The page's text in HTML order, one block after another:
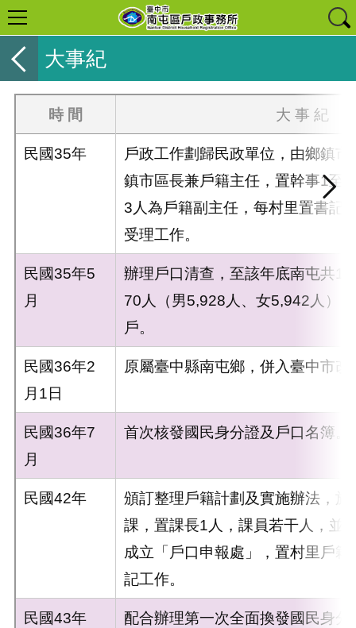
大事紀
時 間 大 事 紀
民國35年
戶政工作劃歸民政單位，由鄉鎮
鎮市區長兼戶籍主任，置幹事1至
3人為戶籍副主任，每村里置書記
受理工作。
民國35年5
月
辦理戶口清查，至該年底南屯共
70人（男5,928人、女5,942人）
戶。
民國36年2
月1日
原屬臺中縣南屯鄉，併入臺中市改
民國36年7
月
首次核發國民身分證及戶口名簿。
民國42年
頒訂整理戶籍計劃及實施辦法，於
課，置課長1人，課員若干人，並
成立「戶口申報處」，置村里戶
記工作。
民國43年
配合辦理第一次全面換發國民身分